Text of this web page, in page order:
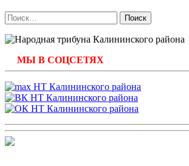
Найти:
МЫ В СОЦСЕТЯХ